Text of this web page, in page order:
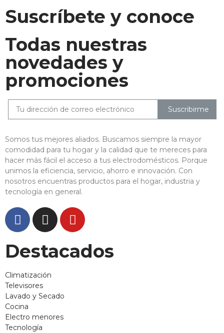
Suscríbete y conoce
Todas nuestras
novedades y
promociones
Suscribirme
Somos tus mejores aliados. Buscamos siempre la mayor
comodidad para tu hogar y la calidad que te mereces para
hacer más fácil el acceso a tus electrodomésticos. Porque
unimos la eficiencia, servicio, ahorro e innovación. Con
nosotros encuentras productos para el hogar, industria y
tecnología en general.
Destacados
Climatización
Televisores
Lavado y Secado
Cocina
Electro menores
Tecnología